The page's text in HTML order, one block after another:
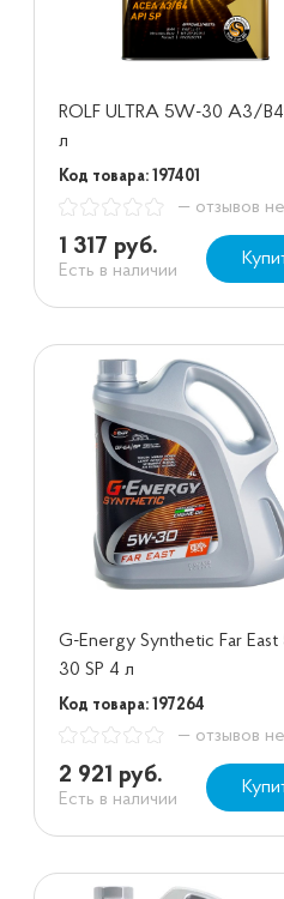
ROLF ULTRA 5W-30 A3/B4
л
Код товара: 197401
— отзывов
1 317 руб.
Есть в наличии
G-Energy Synthetic Far
30 SP 4 л
Код товара: 197264
— отзывов
2 921 руб.
Есть в наличии